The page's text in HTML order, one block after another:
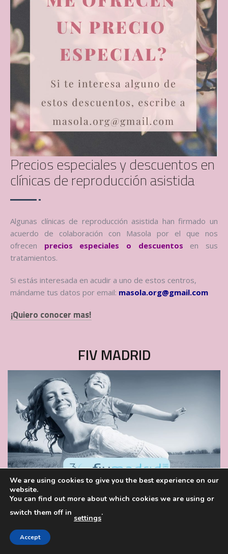
Precios especiales y descuentos en
clínicas de reproducción asistida
Algunas clínicas de reproducción asistida han firmado un
acuerdo de colaboración con Masola por el que nos
ofrecen precios especiales o descuentos
en sus
tratamientos.
Si estás interesada en acudir a uno de estos centros,
mándame tus datos por email: masola.org@gmail.com
¡Quiero conocer mas!
FIV MADRID
We are using cookies to give you the best experience on our
website.
You can find out more about which cookies we are using or
switch them off in
settings
.
Accept